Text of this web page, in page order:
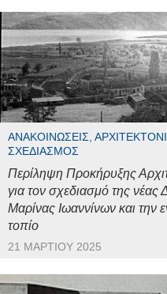
ΑΝΑΚΟΙΝΏΣΕΙΣ,
ΣΧΕΔΙΑΣΜΌΣ
Περίληψη Προκήρυξης
για τον σχεδιασμό της νέας
Μαρίνας Ιωαννίνων και την
τοπίο
21 ΜΑΡΤΊΟΥ 2025